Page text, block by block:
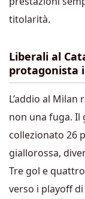
titolarità.
Liberali al
protagonista
L’addio al
non una fuga. Il
collezionato 26
giallorossa,
Tre gol e
verso i playoff